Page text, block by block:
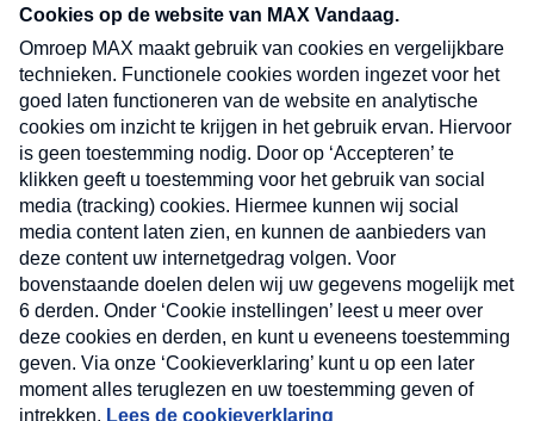
nieuwsbrief. Elke vrijdag- en dinsdagochtend in
uw mailbox.
Verzend
Nieuwsbrief
Neem hier een gratis abonnement op onze
nieuwsbrief. Elke vrijdag- en dinsdagochtend in uw